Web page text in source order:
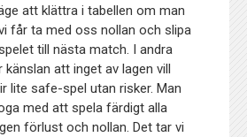
att klättra i tabellen om man
får ta med oss nollan och slipa
till nästa match. I andra
känslan att inget av lagen vill
lite safe-spel utan risker. Man
med att spela färdigt alla
förlust och nollan. Det tar vi